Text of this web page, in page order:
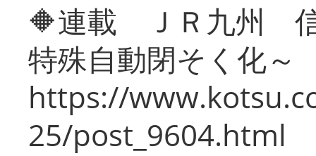
🔶連載 ＪＲ九州 信
特殊自動閉そく化～
https://
25/post_9604.html